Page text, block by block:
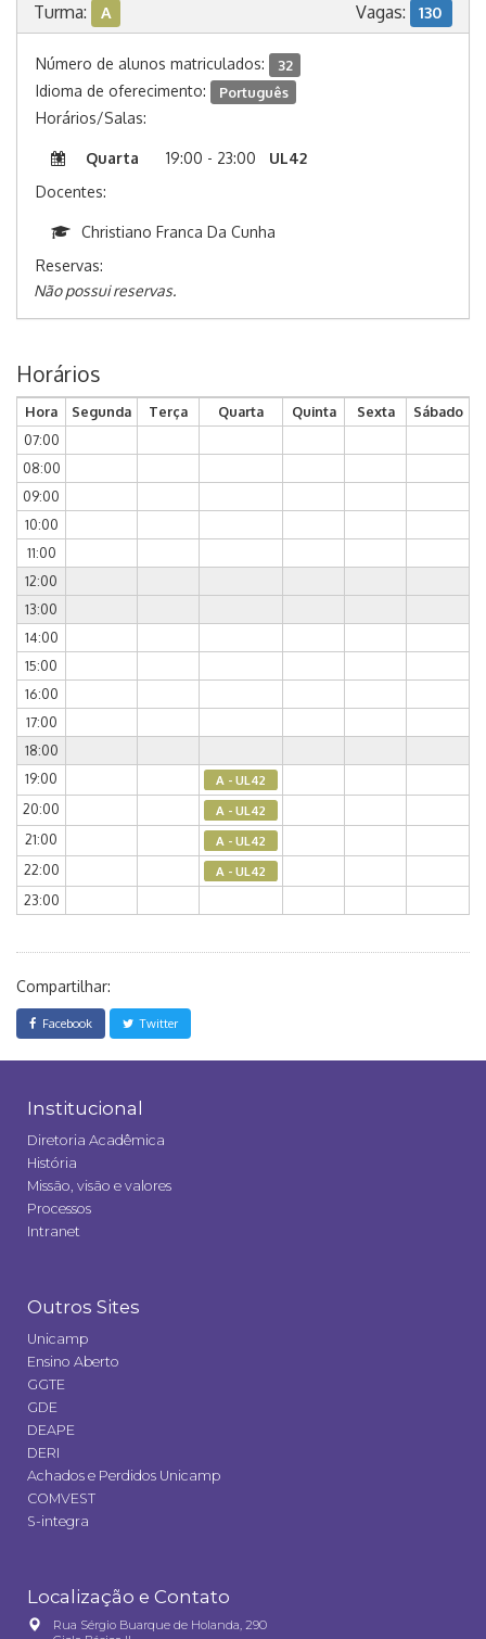
Turma: A Vagas: 130
Número de alunos matriculados: 32
Idioma de oferecimento: Português
Horários/Salas:
Quarta 19:00 - 23:00
UL42
Docentes:
Christiano Franca Da Cunha
Reservas:
Não possui reservas.
Horários
Hora Segunda Terça Quarta Quinta Sexta
Sábado
07:00
08:00
09:00
10:00
11:00
12:00
13:00
14:00
15:00
16:00
17:00
18:00
19:00
A - UL42
20:00 A - UL42
21:00 A - UL42
22:00 A - UL42
23:00
Compartilhar:
Facebook Twitter
Institucional
Diretoria Acadêmica
História
Missão, visão e valores
Processos
Intranet
Outros Sites
Unicamp
Ensino Aberto
GGTE
GDE
DEAPE
DERI
Achados e Perdidos Unicamp
COMVEST
S-integra
Localização e Contato
Rua Sérgio Buarque de Holanda, 290